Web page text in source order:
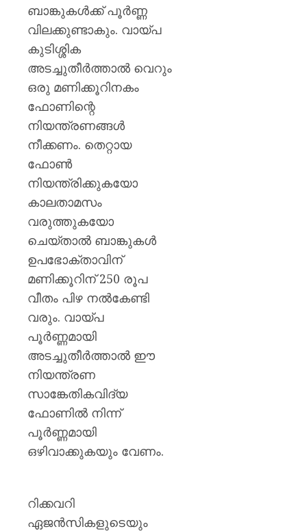
ബാങ്കുകൾക്ക് പൂർണ്ണ
വിലക്കുണ്ടാകും. വായ്പ
കുടിശ്ശിക
അടച്ചുതീർത്താൽ വെറും
ഒരു മണിക്കൂറിനകം
ഫോണിന്റെ
നിയന്ത്രണങ്ങൾ
നീക്കണം. തെറ്റായ
ഫോൺ
നിയന്ത്രിക്കുകയോ
കാലതാമസം
വരുത്തുകയോ
ചെയ്താൽ ബാങ്കുകൾ
ഉപഭോക്താവിന്
മണിക്കൂറിന് 250 രൂപ
വീതം പിഴ നൽകേണ്ടി
വരും. വായ്പ
പൂർണ്ണമായി
അടച്ചുതീർത്താൽ ഈ
നിയന്ത്രണ
സാങ്കേതികവിദ്യ
ഫോണിൽ നിന്ന്
പൂർണ്ണമായി
ഒഴിവാക്കുകയും വേണം.
റിക്കവറി
ഏജൻസികളുടെയും